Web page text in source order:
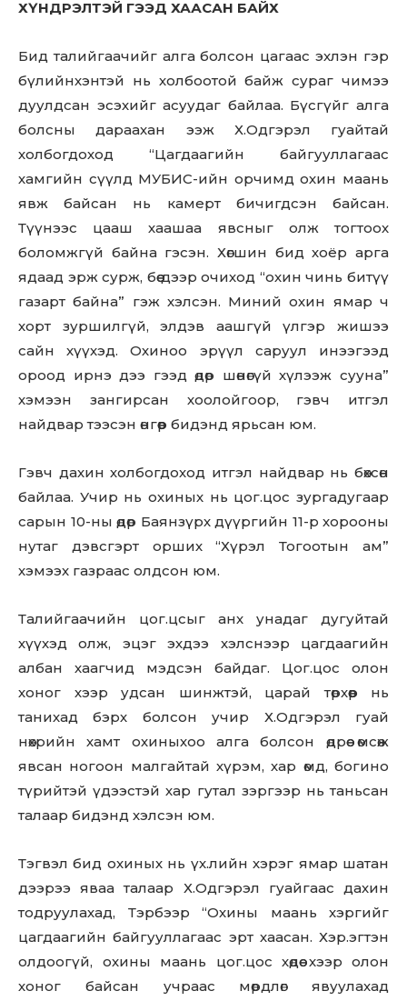
Don't miss
out!
Sing up for our newsletter
to stay in the loop.
SUBSCRIBE
ХҮНДРЭЛТЭЙ ГЭЭД ХААСАН БАЙХ
Бид талийгаачийг алга болсон цагаас эхлэн гэр
бүлийнхэнтэй нь холбоотой байж сураг чимээ
дуулдсан эсэхийг асуудаг байлаа. Бүсгүйг алга
болсны дараахан ээж Х.Одгэрэл гуайтай
холбогдоход “Цагдаагийн байгууллагаас
хамгийн сүүлд МУБИС-ийн орчимд охин маань
явж байсан нь камерт бичигдсэн байсан.
Түүнээс цааш хаашаа явсныг олж тогтоох
боломжгүй байна гэсэн. Хөгшин бид хоёр арга
ядаад эрж сурж, бөө дээр очиход “охин чинь битүү
газарт байна” гэж хэлсэн. Миний охин ямар ч
хорт зуршилгүй, элдэв аашгүй үлгэр жишээ
сайн хүүхэд. Охиноо эрүүл саруул инээгээд
ороод ирнэ дээ гээд өдөр шөнөгүй хүлээж сууна”
хэмээн зангирсан хоолойгоор, гэвч итгэл
найдвар тээсэн өнгөөр бидэнд ярьсан юм.
Гэвч дахин холбогдоход итгэл найдвар нь бөхсөн
байлаа. Учир нь охиных нь цог.цос зургадугаар
сарын 10-ны өдөр Баянзүрх дүүргийн 11-р хорооны
нутаг дэвсгэрт орших “Хүрэл Тогоотын ам”
хэмээх газраас олдсон юм.
Талийгаачийн цог.цсыг анх унадаг дугуйтай
хүүхэд олж, эцэг эхдээ хэлснээр цагдаагийн
албан хаагчид мэдсэн байдаг. Цог.цос олон
хоног хээр удсан шинжтэй, царай төрхөөр нь
танихад бэрх болсон учир Х.Одгэрэл гуай
нөхрийн хамт охиныхоо алга болсон өдрөө өмсөж
явсан ногоон малгайтай хүрэм, хар өмд, богино
түрийтэй үдээстэй хар гутал зэргээр нь таньсан
талаар бидэнд хэлсэн юм.
Тэгвэл бид охиных нь үх.лийн хэрэг ямар шатан
дээрээ яваа талаар Х.Одгэрэл гуайгаас дахин
тодруулахад, Тэрбээр “Охины маань хэргийг
цагдаагийн байгууллагаас эрт хаасан. Хэр.эгтэн
олдоогүй, охины маань цог.цос хөдөө хээр олон
хоног байсан учраас мөрдлөг явуулахад